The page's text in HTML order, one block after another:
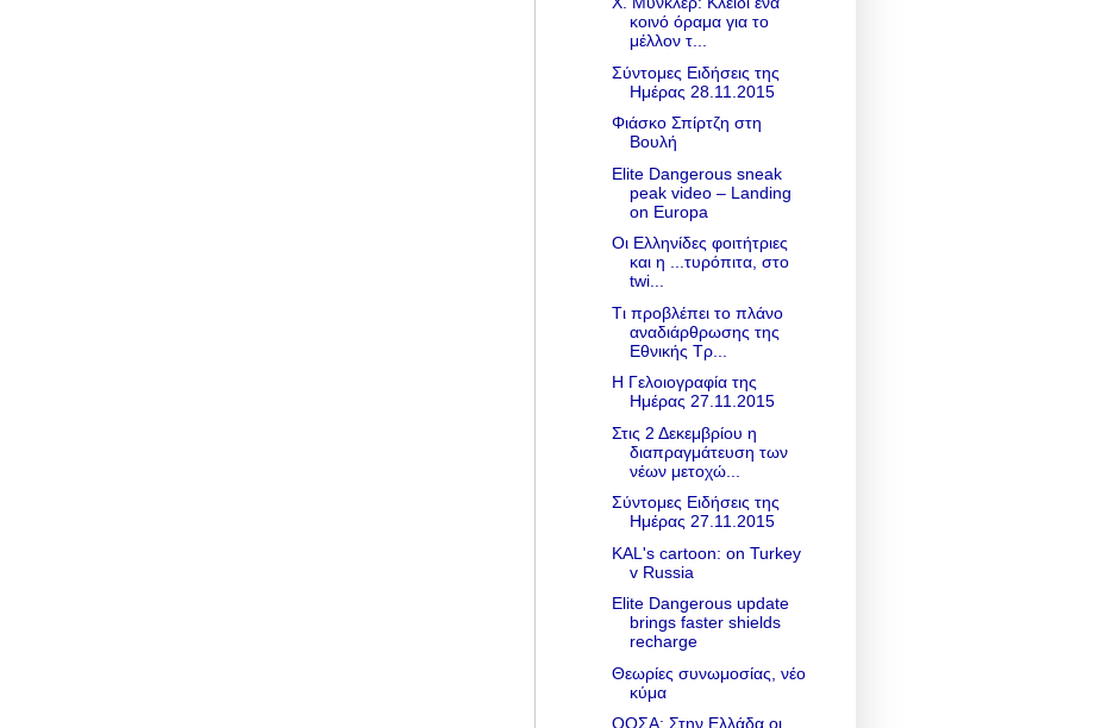
κοινό όραμα για το
μέλλον τ...
Σύντομες Ειδήσεις της
Ημέρας 28.11.2015
Φιάσκο Σπίρτζη στη
Βουλή
Elite Dangerous sneak
peak video – Landing
on Europa
Οι Ελληνίδες φοιτήτριες
και η ...τυρόπιτα, στο
twi...
Tι προβλέπει το πλάνο
αναδιάρθρωσης της
Εθνικής Τρ...
Η Γελοιογραφία της
Ημέρας 27.11.2015
Στις 2 Δεκεμβρίου η
διαπραγμάτευση των
νέων μετοχώ...
Σύντομες Ειδήσεις της
Ημέρας 27.11.2015
KAL's cartoon: on Turkey
v Russia
Elite Dangerous update
brings faster shields
recharge
Θεωρίες συνωμοσίας, νέο
κύμα
ΟΟΣΑ: Στην Ελλάδα οι